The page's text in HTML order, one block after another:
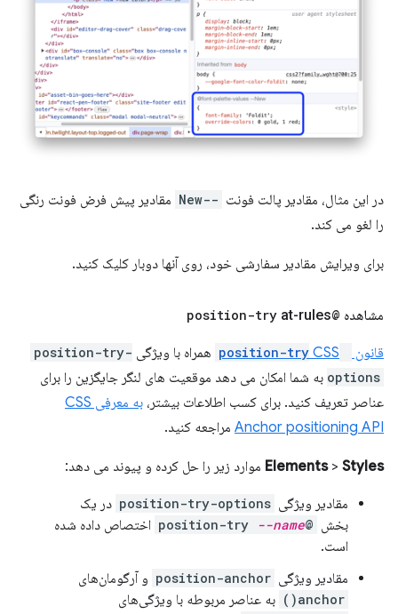
در این مثال، مقادیر پالت فونت --New
مقادیر پیش فرض فونت رنگی
را لغو می کند.
برای ویرایش مقادیر سفارشی خود، روی آنها دوبار کلیک کنید.
مشاهده @position-try
at-rules
قانون CSS همراه با ویژگی position-try-
options به شما امکان می دهد موقعیت های لنگر جایگزین را برای
عناصر تعریف کنید. برای کسب اطلاعات بیشتر،
به معرفی CSS
Anchor positioning API مراجعه کنید.
Elements> Styles موارد زیر را حل کرده و پیوند می دهد:
مقادیر ویژگی position-try-options در یک
بخش @position-try
--name
اختصاص داده شده
است.
مقادیر ویژگی position-anchor و آرگومان‌های
anchor() به عناصر مربوطه با ویژگی‌های